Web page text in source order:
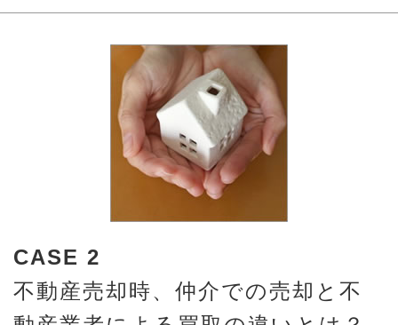
CASE 2
不動産売却時、仲介での売却と不